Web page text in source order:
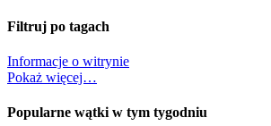
Filtruj po tagach
Informacje o witrynie
Pokaż więcej…
Popularne wątki w tym tygodniu